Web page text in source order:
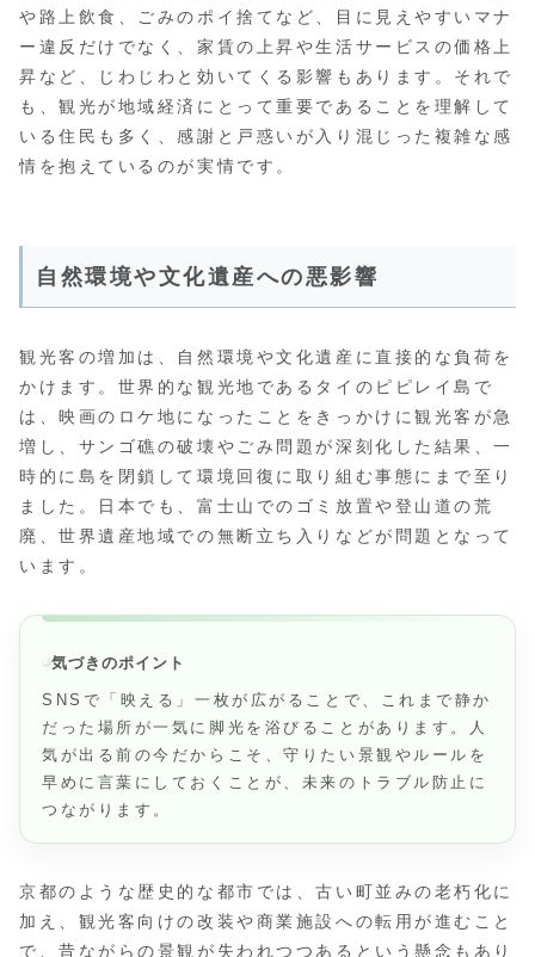
や路上飲食、ごみのポイ捨てなど、目に見えやすいマナ
ー違反だけでなく、家賃の上昇や生活サービスの価格上
昇など、じわじわと効いてくる影響もあります。それで
も、観光が地域経済にとって重要であることを理解して
いる住民も多く、感謝と戸惑いが入り混じった複雑な感
情を抱えているのが実情です。
自然環境や文化遺産への悪影響
観光客の増加は、自然環境や文化遺産に直接的な負荷を
かけます。世界的な観光地であるタイのピピレイ島で
は、映画のロケ地になったことをきっかけに観光客が急
増し、サンゴ礁の破壊やごみ問題が深刻化した結果、一
時的に島を閉鎖して環境回復に取り組む事態にまで至り
ました。日本でも、富士山でのゴミ放置や登山道の荒
廃、世界遺産地域での無断立ち入りなどが問題となって
います。
気づきのポイント
SNSで「映える」一枚が広がることで、これまで静か
だった場所が一気に脚光を浴びることがあります。人
気が出る前の今だからこそ、守りたい景観やルールを
早めに言葉にしておくことが、未来のトラブル防止に
つながります。
京都のような歴史的な都市では、古い町並みの老朽化に
加え、観光客向けの改装や商業施設への転用が進むこと
で、昔ながらの景観が失われつつあるという懸念もあり